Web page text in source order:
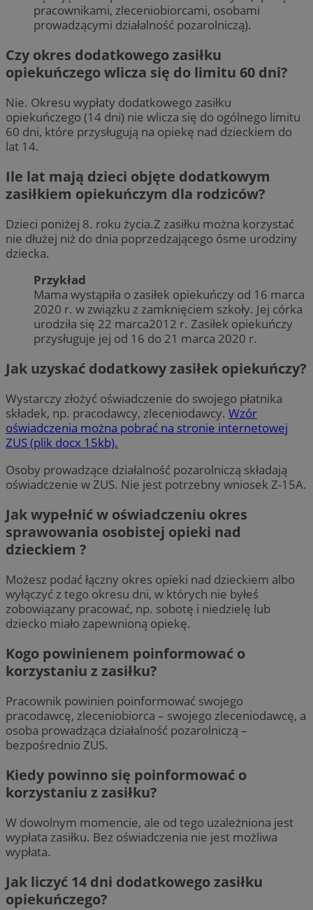
pracownikami, zleceniobiorcami, osobami
prowadzącymi działalność pozarolniczą).
Czy okres dodatkowego zasiłku
opiekuńczego wlicza się do limitu 60 dni?
Nie. Okresu wypłaty dodatkowego zasiłku
opiekuńczego (14 dni) nie wlicza się do ogólnego limitu
60 dni, które przysługują na opiekę nad dzieckiem do
lat 14.
Ile lat mają dzieci objęte dodatkowym
zasiłkiem opiekuńczym dla rodziców?
Dzieci poniżej 8. roku życia.Z zasiłku można korzystać
nie dłużej niż do dnia poprzedzającego ósme urodziny
dziecka.
Przykład
Mama wystąpiła o zasiłek opiekuńczy od 16 marca
2020 r. w związku z zamknięciem szkoły. Jej córka
urodziła się 22 marca2012 r. Zasiłek opiekuńczy
przysługuje jej od 16 do 21 marca 2020 r.
Jak uzyskać dodatkowy zasiłek opiekuńczy?
Wystarczy złożyć oświadczenie do swojego płatnika
składek, np. pracodawcy, zleceniodawcy. Wzór
oświadczenia można pobrać na stronie internetowej
ZUS (plik docx 15kb).
Osoby prowadzące działalność pozarolniczą składają
oświadczenie w ZUS. Nie jest potrzebny wniosek Z-15A.
Jak wypełnić w oświadczeniu okres
sprawowania osobistej opieki nad
dzieckiem ?
Możesz podać łączny okres opieki nad dzieckiem albo
wyłączyć z tego okresu dni, w których nie byłeś
zobowiązany pracować, np. sobotę i niedzielę lub
dziecko miało zapewnioną opiekę.
Kogo powinienem poinformować o
korzystaniu z zasiłku?
Pracownik powinien poinformować swojego
pracodawcę, zleceniobiorca – swojego zleceniodawcę, a
osoba prowadząca działalność pozarolniczą –
bezpośrednio ZUS.
Kiedy powinno się poinformować o
korzystaniu z zasiłku?
W dowolnym momencie, ale od tego uzależniona jest
wypłata zasiłku. Bez oświadczenia nie jest możliwa
wypłata.
Jak liczyć 14 dni dodatkowego zasiłku
opiekuńczego?